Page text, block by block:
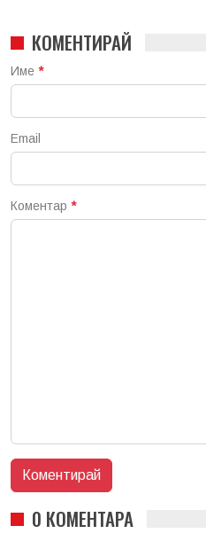
КОМЕНТИРАЙ
Име *
Email
Коментар *
0 КОМЕНТАРА